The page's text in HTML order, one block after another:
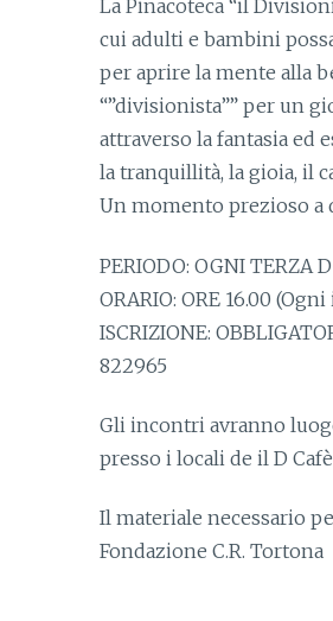
La Pinacoteca “il
cui adulti e bambini
per aprire la mente alla
“”divisionista”” per un
attraverso la fantasia ed
la tranquillità, la gioia, il
Un momento prezioso
PERIODO: OGNI TERZA
ORARIO: ORE 16.00
ISCRIZIONE:
822965
Gli incontri avranno
presso i locali de il D
Il materiale necessario
Fondazione C.R. Tortona